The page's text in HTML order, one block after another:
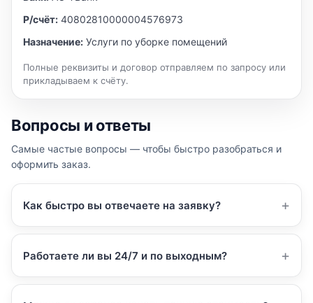
Р/счёт: 40802810000004576973
Назначение: Услуги по уборке помещений
Полные реквизиты и договор отправляем по запросу или
прикладываем к счёту.
Вопросы и ответы
Самые частые вопросы — чтобы быстро разобраться и
оформить заказ.
Как быстро вы отвечаете на заявку?
Работаете ли вы 24/7 и по выходным?